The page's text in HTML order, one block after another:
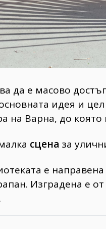
да е масово
идея и
на Варна, до
сцена за
е
Изградена е